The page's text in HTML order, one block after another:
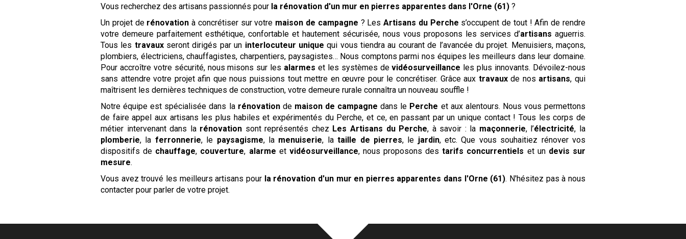
Vous recherchez des artisans passionnés pour la rénovation d'un mur en pierres apparentes dans l'Orne (61) ?
Un projet de rénovation à concrétiser sur votre maison de campagne ? LesArtisans du Perche s’occupent de tout ! Afin de rendre
votre demeure parfaitement esthétique, confortable et hautement sécurisée, nous vous proposons les services d’artisans aguerris.
Tous les travauxseront dirigés par un interlocuteur unique qui vous tiendra au courant de l’avancée du projet. Menuisiers, maçons,
plombiers, électriciens, chauffagistes, charpentiers, paysagistes… Nous comptons parmi nos équipes les meilleurs dans leur domaine.
Pour accroître votre sécurité, nous misons sur les alarmes et les systèmes devidéosurveillance les plus innovants. Dévoilez-nous
sans attendre votre projet afin que nous puissions tout mettre en œuvre pour le concrétiser. Grâce aux travauxde nos artisans, qui
maîtrisent les dernières techniques de construction, votre demeure rurale connaîtra un nouveau souffle !
Notre équipe est spécialisée dans la rénovationde maison de campagnedans le Perche et aux alentours. Nous vous permettons
de faire appel aux artisans les plus habiles et expérimentés du Perche, et ce, en passant par un unique contact ! Tous les corps de
métier intervenant dans la rénovation sont représentés chez Les Artisans du Perche, à savoir : la maçonnerie, l’électricité, la
plomberie, la ferronnerie, le paysagisme, la menuiserie, lataille de pierres, le jardin, etc. Que vous souhaitiez rénover vos
dispositifs de chauffage, couverture, alarme et vidéosurveillance, nous proposons destarifs concurrentiels et un devis sur
mesure.
Vous avez trouvé les meilleurs artisans pour la rénovation d'un mur en pierres apparentes dans l'Orne (61). N'hésitez pas à nous
contacter pour parler de votre projet.